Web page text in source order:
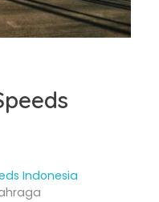
Indonesia